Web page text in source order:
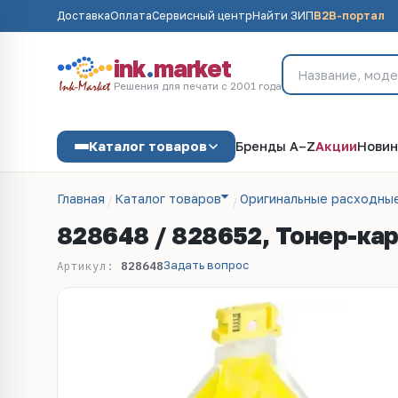
ДоставкаОплатаСервисный центрНайти ЗИПB2B-портал
ink.market
Решения для печати с 2001 года
Каталог товаров Бренды A–ZАкции
Главная Каталог товаров Оригинальные
828648 / 828652, Тонер-
Артикул: 828648Задать вопрос